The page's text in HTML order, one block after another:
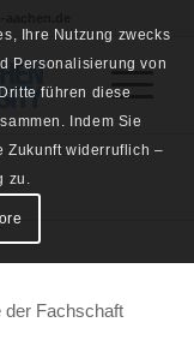
der Fachschaft
Ihre Nutzung zwecks
Personalisierung von
führen diese
Indem Sie
Zukunft widerruflich –
zu.